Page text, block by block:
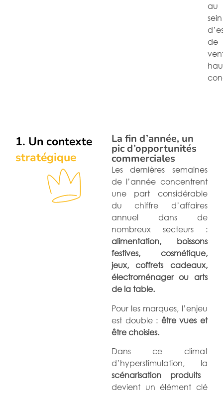
au
sein
de
1. Un contexte
stratégique
La fin d’année, un
pic d’opportunités
commerciales
Les dernières semaines
de l’année concentrent
une part considérable
du chiffre d’affaires
annuel dans de
nombreux secteurs :
alimentation, boissons
festives, cosmétique,
jeux, coffrets cadeaux,
électroménager ou arts
de la table.
Pour les marques, l’enjeu
est double : être vues et
être choisies.
Dans ce climat
d’hyperstimulation, la
scénarisation produits
devient un élément clé